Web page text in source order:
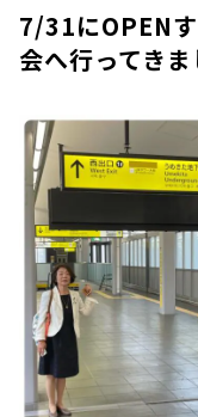
7/31にOPENす
会へ行ってきま